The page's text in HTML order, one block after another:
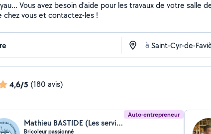
Vous avez besoin d'aide pour les travaux de votre salle
chez vous et contactez-les !
à
4,6/5 (180 avis)
Auto-entrepreneur
Mathieu BASTIDE (Les services de Mathieu)
Bricoleur passionné